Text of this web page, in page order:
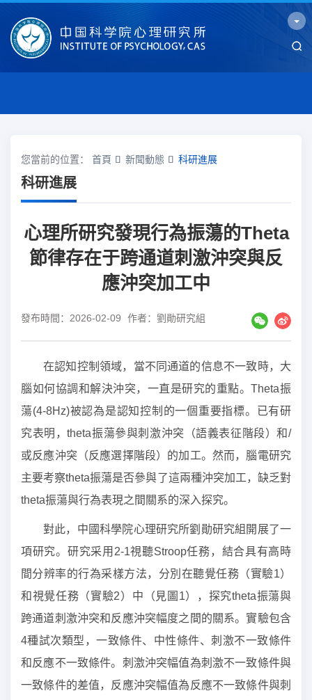
您當前的位置： 首頁 新聞動態 科研進展
科研進展
心理所研究發現行為振蕩的Theta
節律存在于跨通道刺激沖突與反
應沖突加工中
發布時間：2026-02-09 作者：劉勛研究組
在認知控制領域，當不同通道的信息不一致時，大
腦如何協調和解決沖突，一直是研究的重點。Theta振
蕩(4-8Hz)被認為是認知控制的一個重要指標。已有研
究表明，theta振蕩參與刺激沖突（語義表征階段）和/
或反應沖突（反應選擇階段）的加工。然而，腦電研究
主要考察theta振蕩是否參與了這兩種沖突加工，缺乏對
theta振蕩與行為表現之間關系的深入探究。
對此，中國科學院心理研究所劉勛研究組開展了一
項研究。研究采用2-1視聽Stroop任務，結合具有高時
間分辨率的行為采樣方法，分別在聽覺任務（實驗1）
和視覺任務（實驗2）中（見圖1），探究theta振蕩與
跨通道刺激沖突和反應沖突幅度之間的關系。實驗包含
4種試次類型，一致條件、中性條件、刺激不一致條件
和反應不一致條件。刺激沖突幅值為刺激不一致條件與
一致條件的差值，反應沖突幅值為反應不一致條件與刺